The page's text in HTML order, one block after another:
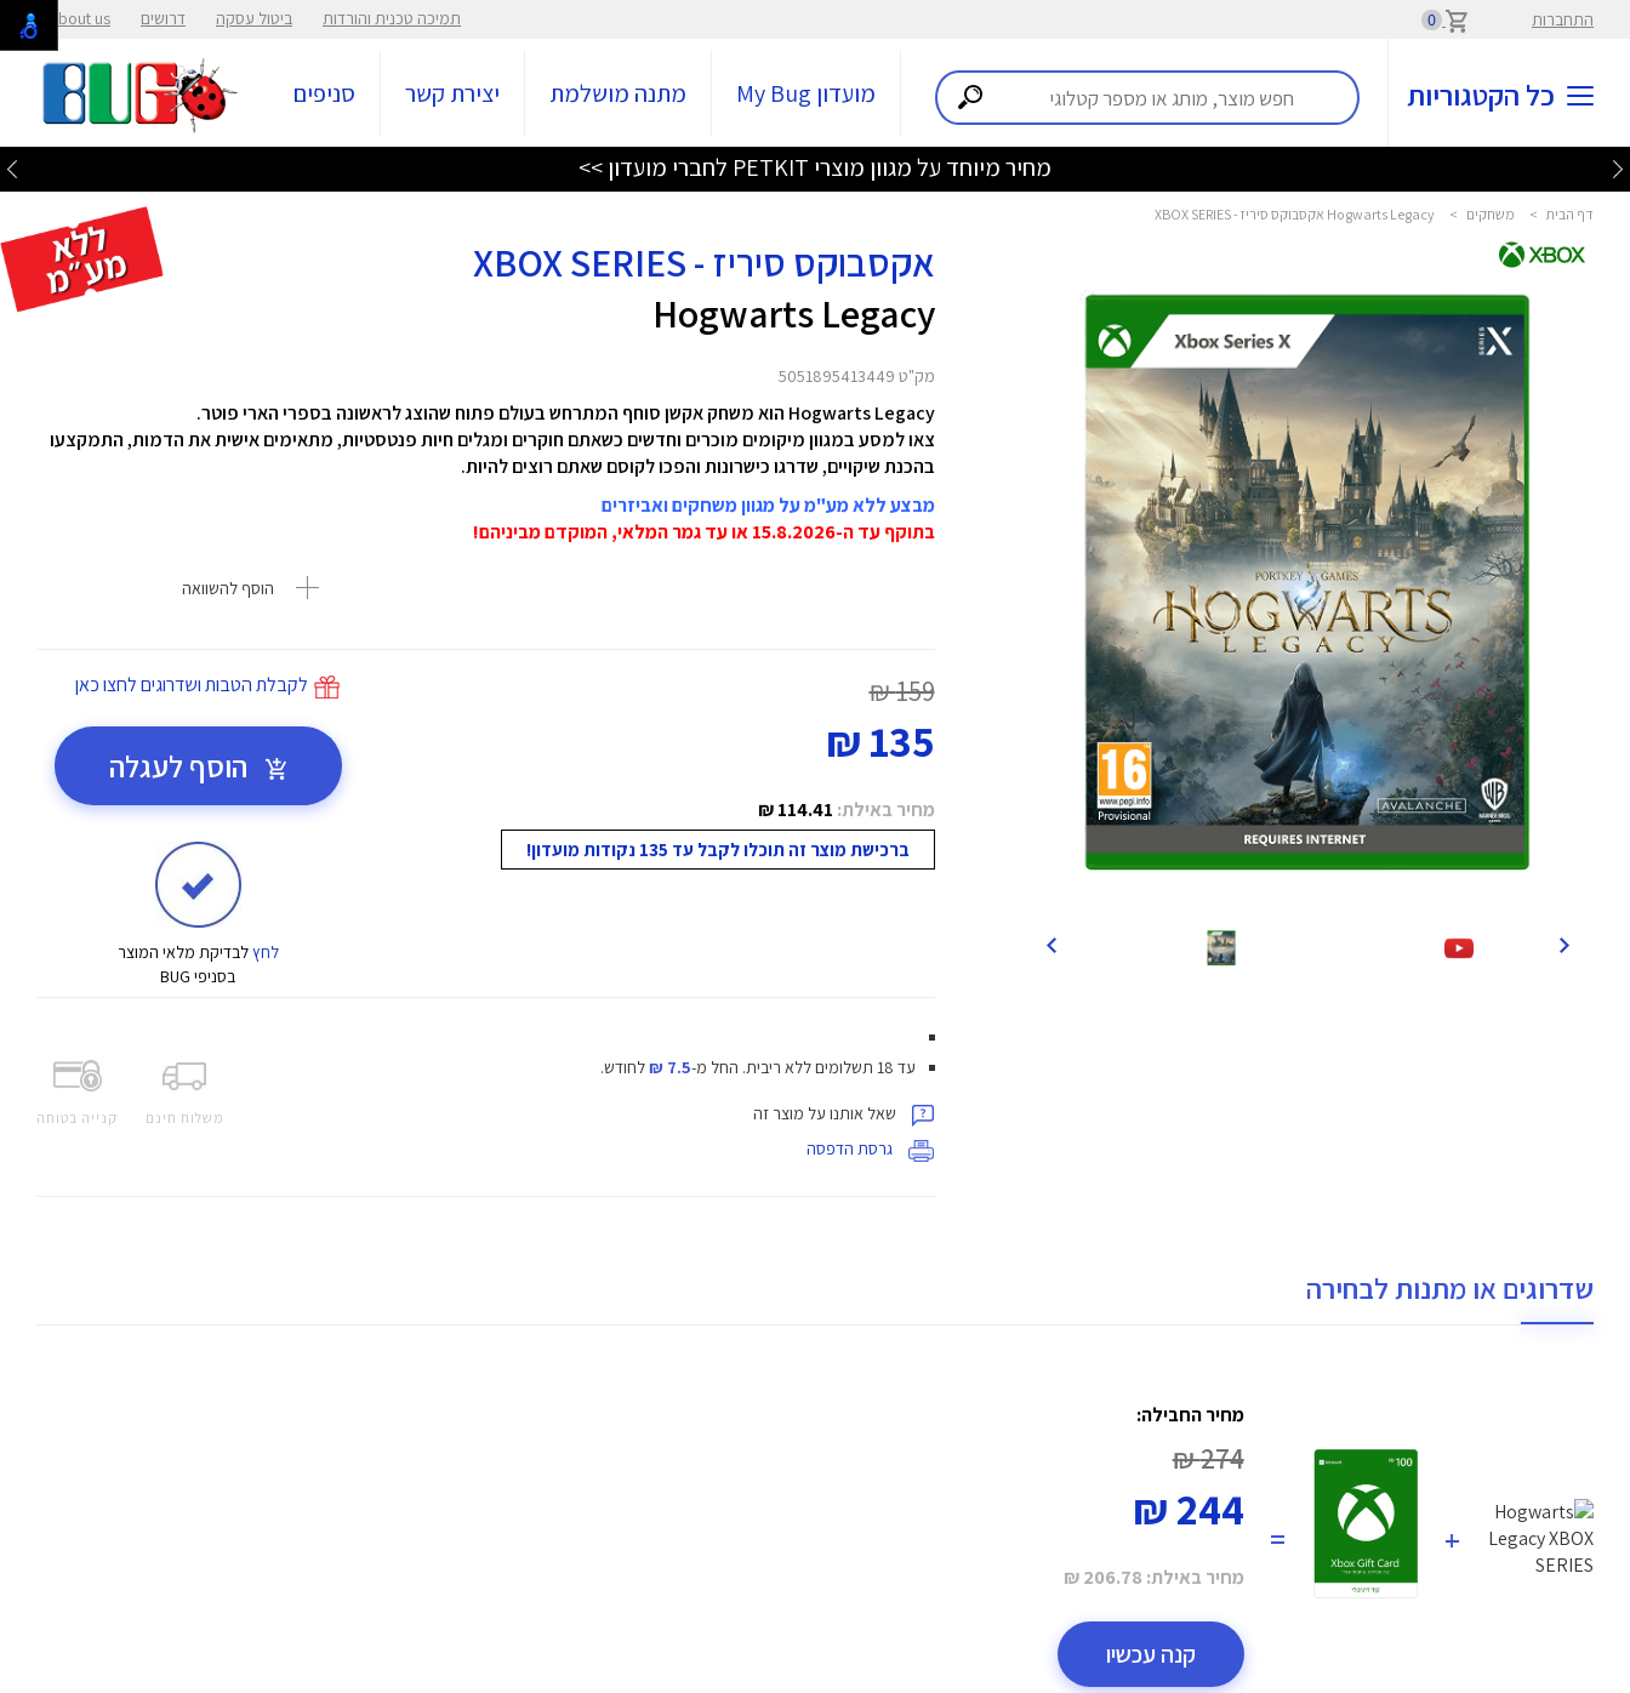
התחברות 0 תמיכה טכנית והורדות ביטול עסקה דרושים About us
כל הקטגוריות מועדון My Bug מתנה מושלמת יצירת קשר סניפים
מחיר מיוחד על מגוון מוצרי PETKIT לחברי מועדון >>
דף הבית > משחקים > Hogwarts Legacy אקסבוקס סיריז - XBOX SERIES
אקסבוקס סיריז - XBOX SERIES
Hogwarts Legacy
מק"ט 5051895413449
Hogwarts Legacy הוא משחק אקשן סוחף המתרחש בעולם פתוח שהוצג לראשונה בספרי הארי פוטר.
צאו למסע במגוון מיקומים מוכרים וחדשים כשאתם חוקרים ומגלים חיות פנטסטיות, מתאימים אישית את הדמות, התמקצעו
בהכנת שיקויים, שדרגו כישרונות והפכו לקוסם שאתם רוצים להיות.
מבצע ללא מע"מ על מגוון משחקים ואביזרים
בתוקף עד ה-15.8.2026 או עד גמר המלאי, המוקדם מביניהם!
הוסף להשוואה
159 ₪
135 ₪
מחיר באילת: 114.41 ₪
ברכישת מוצר זה תוכלו לקבל עד 135 נקודות מועדון!
לקבלת הטבות ושדרוגים לחצו כאן
הוסף לעגלה
לחץלבדיקת מלאי המוצר
בסניפי BUG
משלוח חינם קנייה בטוחה
עד 18 תשלומים ללא ריבית. החל מ-7.5 ₪ לחודש.
שאל אותנו על מוצר זה
גרסת הדפסה
שדרוגים או מתנות לבחירה
+
=
מחיר החבילה:
274 ₪
244 ₪
מחיר באילת: 206.78 ₪
קנה עכשיו